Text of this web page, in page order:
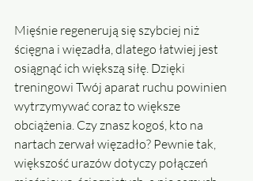
Mięśnie regenerują się szybciej niż
ścięgna i więzadła, dlatego łatwiej jest
osiągnąć ich większą siłę. Dzięki
treningowi Twój aparat ruchu powinien
wytrzymywać coraz to większe
obciążenia. Czy znasz kogoś, kto na
nartach zerwał więzadło? Pewnie tak,
większość urazów dotyczy połączeń